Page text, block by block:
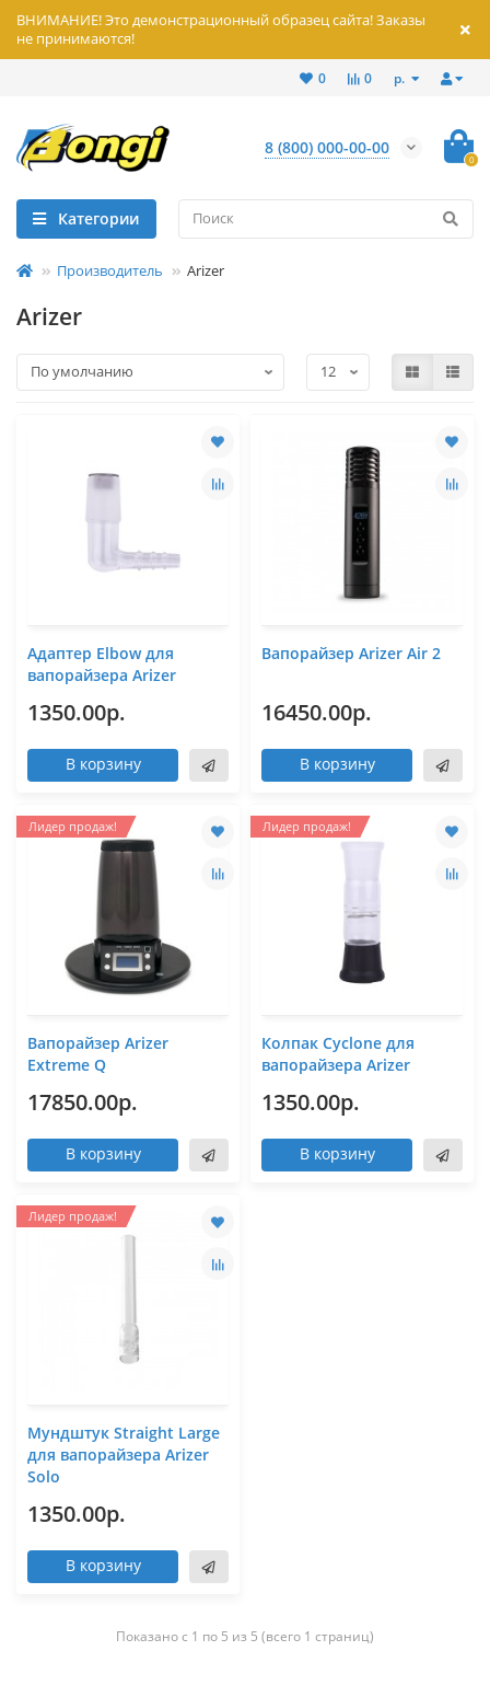
ВНИМАНИЕ! Это демонстрационный образец сайта! Заказы
не принимаются!
р.
0
0
8 (800) 000-00-00
0
Категории
Производитель Arizer
Arizer
Адаптер Elbow для
вапорайзера Arizer
1350.00р.
В корзину
Вапорайзер Arizer Air 2
16450.00р.
В корзину
Лидер продаж!
Вапорайзер Arizer
Extreme Q
17850.00р.
В корзину
Лидер продаж!
Колпак Cyclone для
вапорайзера Arizer
1350.00р.
В корзину
Лидер продаж!
Мундштук Straight Large
для вапорайзера Arizer
Solo
1350.00р.
В корзину
Показано с 1 по 5 из 5 (всего 1 страниц)